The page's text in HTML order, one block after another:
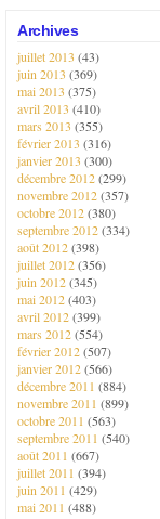
Archives
juillet 2013 (43)
juin 2013 (369)
mai 2013 (375)
avril 2013 (410)
mars 2013 (355)
février 2013 (316)
janvier 2013 (300)
décembre 2012(299)
novembre 2012(357)
octobre 2012(380)
septembre 2012(334)
août 2012(398)
juillet 2012(356)
juin 2012(345)
mai 2012(403)
avril 2012(399)
mars 2012(554)
février 2012(507)
janvier 2012(566)
décembre 2011 (884)
novembre 2011 (899)
octobre 2011 (563)
septembre 2011 (540)
août 2011 (667)
juillet 2011 (394)
juin 2011 (429)
mai 2011 (488)